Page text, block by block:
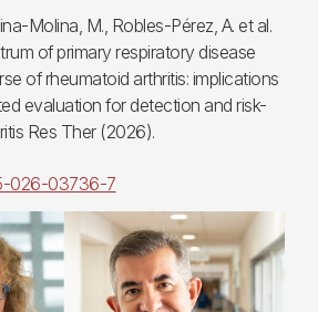
Molina, M., Robles-Pérez, A. et al.
of primary respiratory disease
of rheumatoid arthritis: implications
evaluation for detection and risk-
Res Ther (2026).
026-03736-7